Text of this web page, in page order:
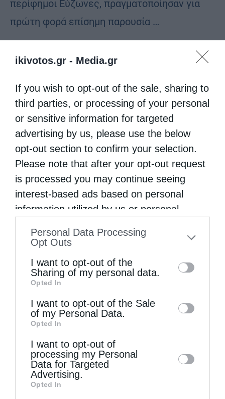
ikivotos.gr - Media.gr
If you wish to opt-out of the sale, sharing to
third parties, or processing of your personal
or sensitive information for targeted
advertising by us, please use the below
opt-out section to confirm your selection.
Please note that after your opt-out request
is processed you may continue seeing
interest-based ads based on personal
information utilized by us or personal
to your opt-out. You may separately opt-out
information by third parties on the IAB’s list
of downstream participants. This
information may also be disclosed by us to
third parties on theIAB’s List of
Downstream Participants
disclose it to other third parties.
Personal Data Processing
Opt Outs
I want to opt-out of the
Sharing of my personal data.
Opted In
I want to opt-out of the Sale
of my Personal Data.
Opted In
I want to opt-out of
processing my Personal
Data for Targeted
Advertising.
Opted In
περίφημοι Εύζωνες, πραγματοποίησαν για
πρώτη φορά επίσημη παρουσία …
Τελευταία άρθρα